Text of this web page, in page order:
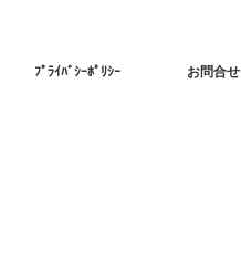
ﾌﾟﾗｲﾊﾞｼｰﾎﾟﾘｼｰ お問合せ